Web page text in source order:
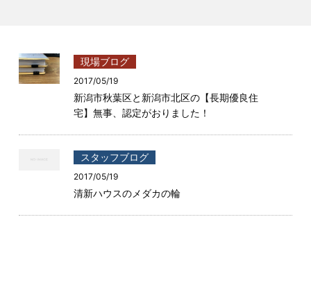
現場ブログ
2017/05/19
新潟市秋葉区と新潟市北区の【長期優良住
宅】無事、認定がおりました！
スタッフブログ
2017/05/19
清新ハウスのメダカの輪